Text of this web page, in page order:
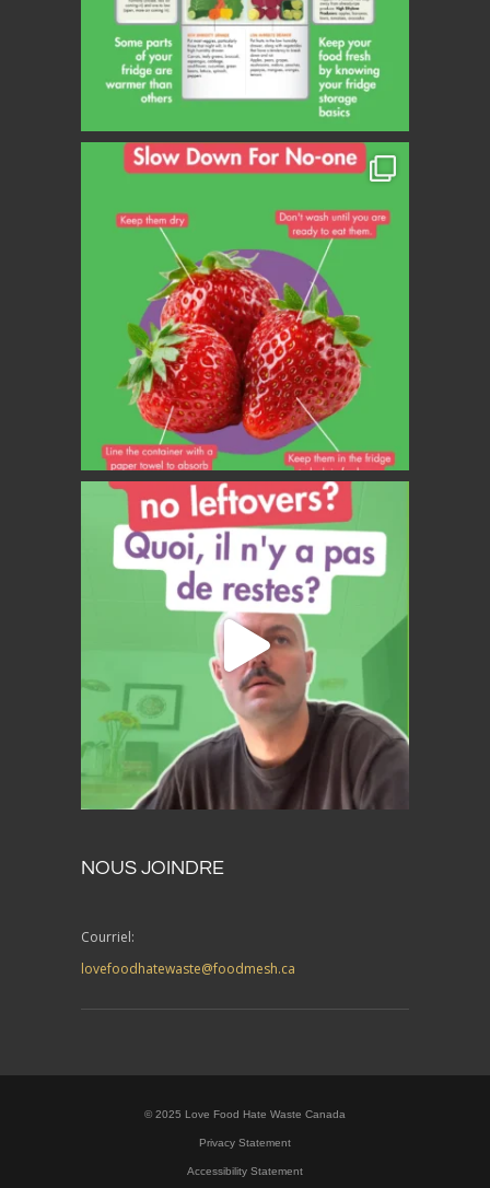
NOUS JOINDRE
Courriel:
lovefoodhatewaste@foodmesh.ca
© 2025 Love Food Hate Waste Canada
Privacy Statement
Accessibility Statement